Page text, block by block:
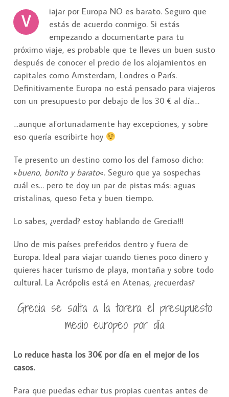
V
iajar por Europa NO es barato. Seguro que
estás de acuerdo conmigo. Si estás
empezando a documentarte para tu
próximo viaje, es probable que te lleves un buen susto
después de conocer el precio de los alojamientos en
capitales como Amsterdam, Londres o París.
Definitivamente Europa no está pensado para viajeros
con un presupuesto por debajo de los 30 € al día…
…aunque afortunadamente hay excepciones, y sobre
eso quería escribirte hoy
Te presento un destino como los del famoso dicho:
«bueno, bonito y barato«. Seguro que ya sospechas
cuál es… pero te doy un par de pistas más: aguas
cristalinas, queso feta y buen tiempo.
Lo sabes, ¿verdad? estoy hablando de Grecia!!!
Uno de mis países preferidos dentro y fuera de
Europa. Ideal para viajar cuando tienes poco dinero y
quieres hacer turismo de playa, montaña y sobre todo
cultural. La Acrópolis está en Atenas, ¿recuerdas?
Grecia se salta a la torera el presupuesto
medio europeo por día
Lo reduce hasta los 30€ por día en el mejor de los
casos.
Para que puedas echar tus propias cuentas antes de